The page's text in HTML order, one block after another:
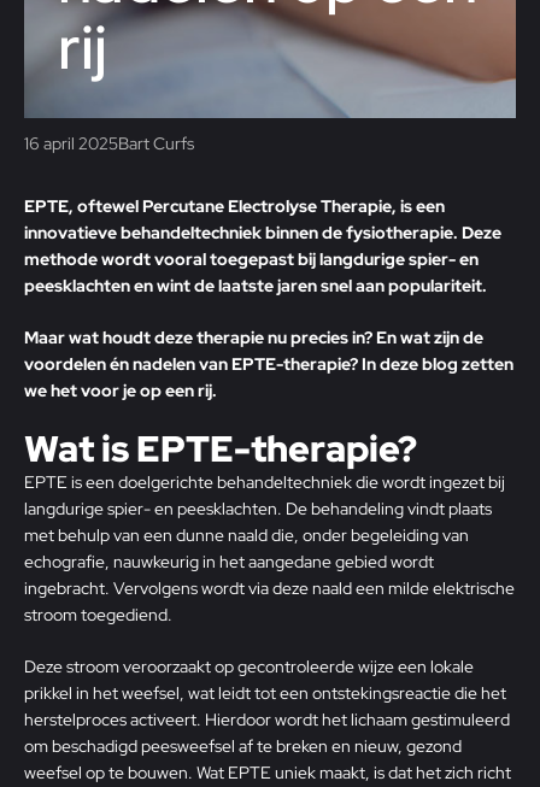
rij
16 april 2025Bart Curfs
EPTE, oftewel Percutane Electrolyse Therapie, is een
innovatieve behandeltechniek binnen de fysiotherapie. Deze
methode wordt vooral toegepast bij langdurige spier- en
peesklachten en wint de laatste jaren snel aan populariteit.
Maar wat houdt deze therapie nu precies in? En wat zijn de
voordelen én nadelen van EPTE-therapie? In deze blog zetten
we het voor je op een rij.
Wat is EPTE-therapie?
EPTE is een doelgerichte behandeltechniekdie wordt ingezet bij
langdurige spier- en peesklachten. De behandeling vindt plaats
met behulp van een dunne naald die, onder begeleiding van
echografie, nauwkeurig in het aangedane gebied wordt
ingebracht. Vervolgens wordt via deze naald een milde elektrische
stroom toegediend.
Deze stroom veroorzaakt op gecontroleerde wijze een lokale
prikkel in het weefsel, wat leidt tot een ontstekingsreactie die het
herstelproces activeert. Hierdoor wordt het lichaam gestimuleerd
om beschadigd peesweefsel af te breken en nieuw, gezond
weefsel op te bouwen. Wat EPTE uniek maakt, is dat het zich richt